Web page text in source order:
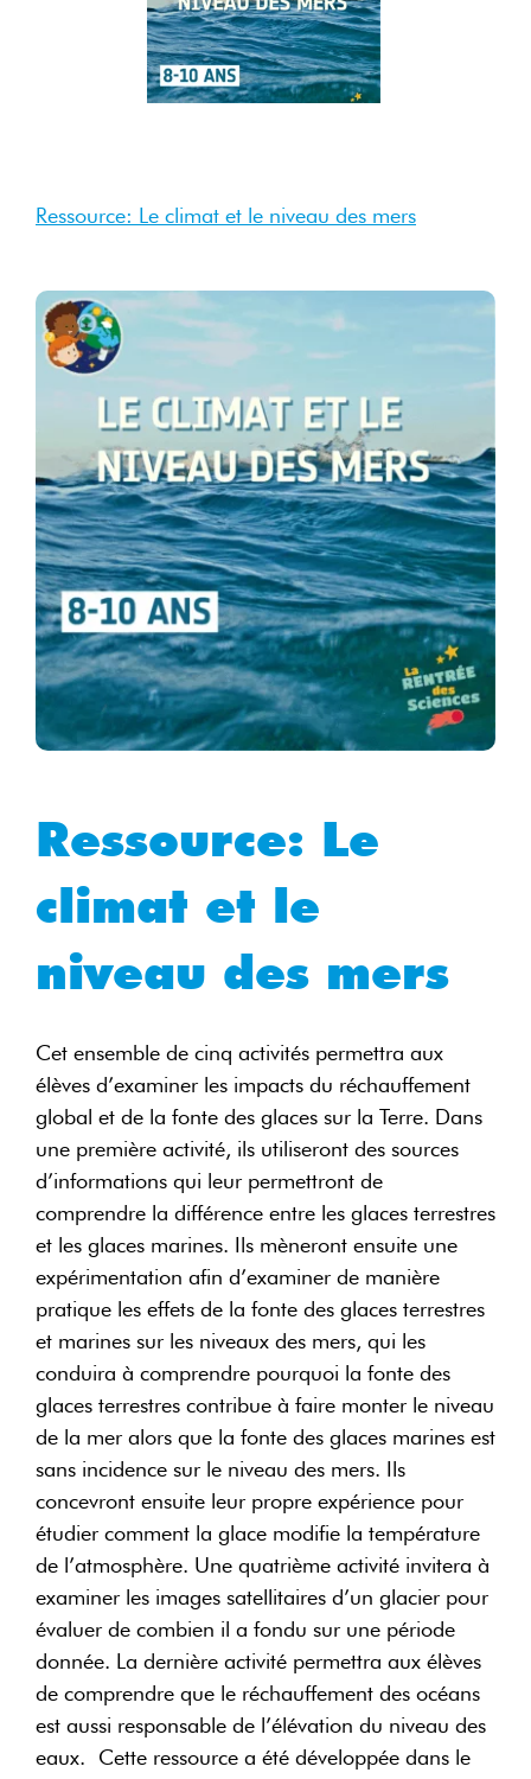
Ressource: Le climat et le niveau des mers
Ressource: Le
climat et le
niveau des mers
Cet ensemble de cinq activités permettra aux
élèves d’examiner les impacts du réchauffement
global et de la fonte des glaces sur la Terre. Dans
une première activité, ils utiliseront des sources
d’informations qui leur permettront de
comprendre la différence entre les glaces terrestres
et les glaces marines. Ils mèneront ensuite une
expérimentation afin d’examiner de manière
pratique les effets de la fonte des glaces terrestres
et marines sur les niveaux des mers, qui les
conduira à comprendre pourquoi la fonte des
glaces terrestres contribue à faire monter le niveau
de la mer alors que la fonte des glaces marines est
sans incidence sur le niveau des mers. Ils
concevront ensuite leur propre expérience pour
étudier comment la glace modifie la température
de l’atmosphère. Une quatrième activité invitera à
examiner les images satellitaires d’un glacier pour
évaluer de combien il a fondu sur une période
donnée. La dernière activité permettra aux élèves
de comprendre que le réchauffement des océans
est aussi responsable de l’élévation du niveau des
eaux. Cette ressource a été développée dans le